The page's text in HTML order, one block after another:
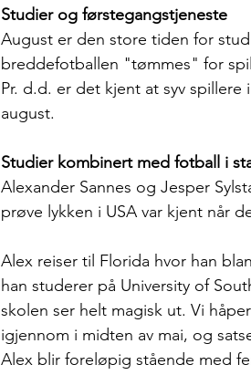
Studier og førstegangstjeneste
August er den store tiden for
breddefotballen "tømmes" for
Pr. d.d. er det kjent at syv
august.
Studier kombinert med fotball i
Alexander Sannes og Jesper
prøve lykken i USA var kjent når
Alex reiser til Florida hvor han
han studerer på University of
skolen ser helt magisk ut. Vi
igjennom i midten av mai, og
Alex blir foreløpig stående med